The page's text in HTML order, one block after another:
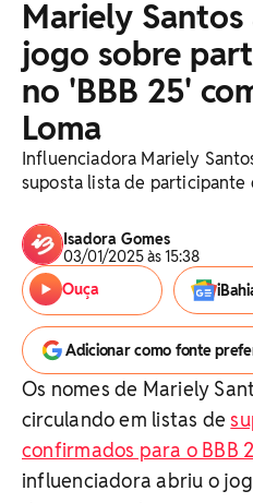
Mariely Santos
jogo sobre
no 'BBB 25'
Loma
Influenciadora Mariely
suposta lista de participante
Isadora Gomes
03/01/2025 às 15:38
Ouça
Adicionar como fonte
Os nomes de Mariely
circulando em listas de
confirmados para o BBB
influenciadora abriu o